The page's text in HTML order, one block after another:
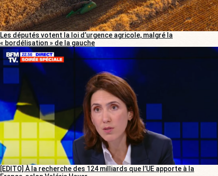
Les députés votent la loi d’urgence agricole, malgré la
« bordélisation » de la gauche
[EDITO] À la recherche des 124 milliards que l’UE apporte à la